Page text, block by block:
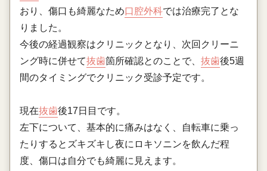
おり、傷口も綺麗なため口腔外科では治療完了とな
りました。
今後の経過観察はクリニックとなり、次回クリーニ
ング時に併せて抜歯箇所確認とのことで、 抜歯後5週
間のタイミングでクリニック受診予定です。
現在抜歯後17日目です。
左下について、基本的に痛みはなく、自転車に乗っ
たりするとズキズキし夜にロキソニンを飲んだ程
度、傷口は自分でも綺麗に見えます。